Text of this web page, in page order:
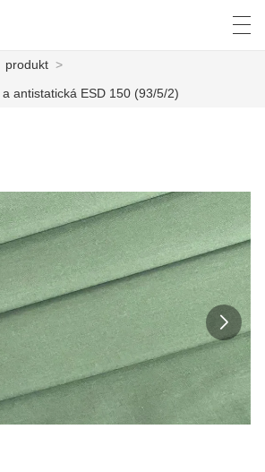
produkt >
antistatická ESD 150 (93/5/2)